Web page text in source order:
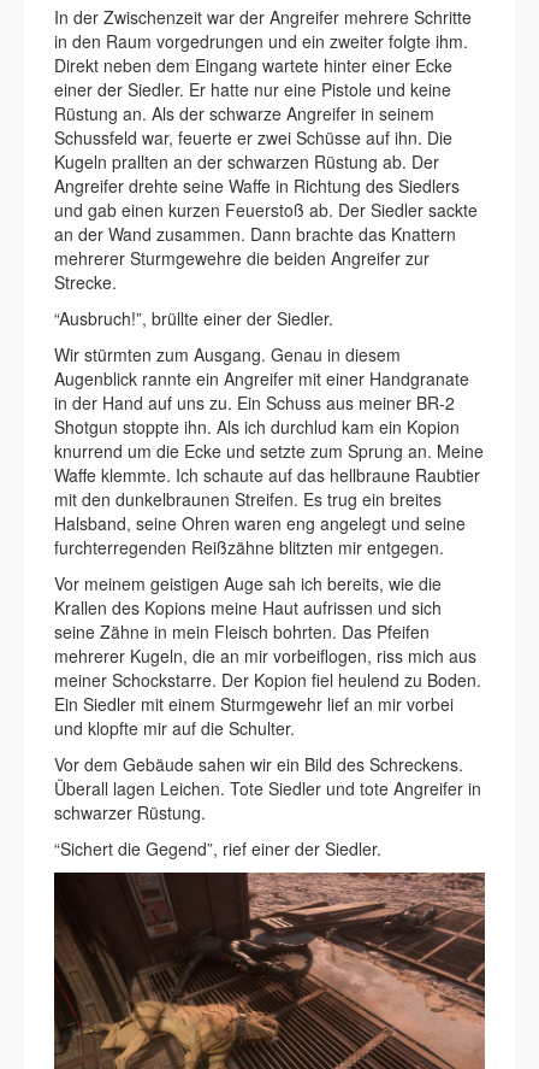
In der Zwischenzeit war der Angreifer mehrere Schritte
in den Raum vorgedrungen und ein zweiter folgte ihm.
Direkt neben dem Eingang wartete hinter einer Ecke
einer der Siedler. Er hatte nur eine Pistole und keine
Rüstung an. Als der schwarze Angreifer in seinem
Schussfeld war, feuerte er zwei Schüsse auf ihn. Die
Kugeln prallten an der schwarzen Rüstung ab. Der
Angreifer drehte seine Waffe in Richtung des Siedlers
und gab einen kurzen Feuerstoß ab. Der Siedler sackte
an der Wand zusammen. Dann brachte das Knattern
mehrerer Sturmgewehre die beiden Angreifer zur
Strecke.
“Ausbruch!”, brüllte einer der Siedler.
Wir stürmten zum Ausgang. Genau in diesem
Augenblick rannte ein Angreifer mit einer Handgranate
in der Hand auf uns zu. Ein Schuss aus meiner BR-2
Shotgun stoppte ihn. Als ich durchlud kam ein Kopion
knurrend um die Ecke und setzte zum Sprung an. Meine
Waffe klemmte. Ich schaute auf das hellbraune Raubtier
mit den dunkelbraunen Streifen. Es trug ein breites
Halsband, seine Ohren waren eng angelegt und seine
furchterregenden Reißzähne blitzten mir entgegen.
Vor meinem geistigen Auge sah ich bereits, wie die
Krallen des Kopions meine Haut aufrissen und sich
seine Zähne in mein Fleisch bohrten. Das Pfeifen
mehrerer Kugeln, die an mir vorbeiflogen, riss mich aus
meiner Schockstarre. Der Kopion fiel heulend zu Boden.
Ein Siedler mit einem Sturmgewehr lief an mir vorbei
und klopfte mir auf die Schulter.
Vor dem Gebäude sahen wir ein Bild des Schreckens.
Überall lagen Leichen. Tote Siedler und tote Angreifer in
schwarzer Rüstung.
“Sichert die Gegend”, rief einer der Siedler.